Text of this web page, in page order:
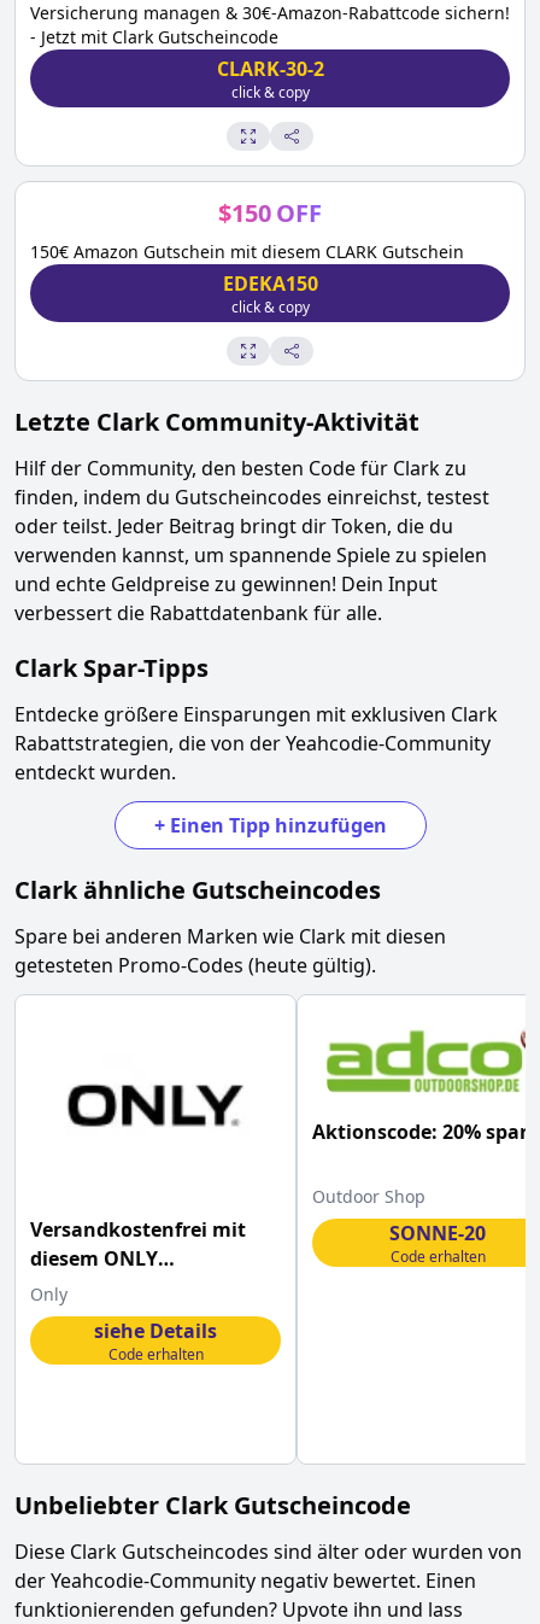
Versicherung managen & 30€-Amazon-Rabattcode sichern!
- Jetzt mit Clark Gutscheincode
CLARK-30-2
click & copy
$150OFF
150€ Amazon Gutschein mit diesem CLARK Gutschein
EDEKA150
click & copy
Letzte ClarkCommunity-Aktivität
Hilf der Community, den besten Code für Clarkzu
finden, indem du Gutscheincodes einreichst, testest
oder teilst. Jeder Beitrag bringt dir Token, die du
verwenden kannst, um spannende Spiele zu spielen
und echte Geldpreise zu gewinnen! Dein Input
verbessert die Rabattdatenbank für alle.
Clark Spar-Tipps
Entdecke größere Einsparungen mit exklusiven Clark
Rabattstrategien, die von der Yeahcodie-Community
entdeckt wurden.
+ Einen Tipp hinzufügen
Clarkähnliche Gutscheincodes
Spare bei anderen Marken wie Clark mit diesen
getesteten Promo-Codes (heute gültig).
Versandkostenfrei mit
diesem ONLY
Gutscheincode bestellen
Only
siehe Details
Code erhalten
Aktionscode: 20%
Outdoor Shop
SONNE-20
Code erhalten
Unbeliebter ClarkGutscheincode
Diese Clark Gutscheincodes sind älter oder wurden von
der Yeahcodie-Community negativ bewertet. Einen
funktionierenden gefunden? Upvote ihn und lass